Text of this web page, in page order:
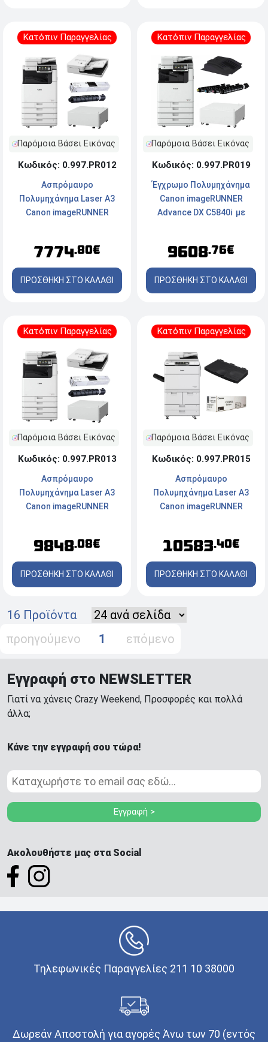
Κατόπιν Παραγγελίας
Παρόμοια Βάσει Εικόνας
Κωδικός: 0.997.PR012
Ασπρόμαυρο
Πολυμηχάνημα Laser A3
Canon imageRUNNER
Βάση Canon Plain Pedestal
Type-S3, Αυτόματο
Τροφοδότη Canon DADF-
BA1 (3813C001AA) και
7774.80€
ΠΡΟΣΘΗΚΗ ΣΤΟ ΚΑΛΑΘΙ
Κατόπιν Παραγγελίας
Παρόμοια Βάσει Εικόνας
Κωδικός: 0.997.PR019
Έγχρωμο Πολυμηχάνημα
Canon imageRUNNER
Advance DX C5840i με
Pedestal Type Q3, Kit 1ου
Δίσκου Αντιγράφων-A1 και
4 Toner C-EXV 58 (Black,
Cyan, Magenta, Yellow)
9608.76€
ΠΡΟΣΘΗΚΗ ΣΤΟ ΚΑΛΑΘΙ
Κατόπιν Παραγγελίας
Παρόμοια Βάσει Εικόνας
Κωδικός: 0.997.PR013
Ασπρόμαυρο
Πολυμηχάνημα Laser A3
Canon imageRUNNER
Βάση Canon Plain Pedestal
Type-S3, Αυτόματο
Τροφοδότη Canon DADF-
BA1 και Toner Canon C-EXV
9848.08€
ΠΡΟΣΘΗΚΗ ΣΤΟ ΚΑΛΑΘΙ
Κατόπιν Παραγγελίας
Παρόμοια Βάσει Εικόνας
Κωδικός: 0.997.PR015
Ασπρόμαυρο
Πολυμηχάνημα Laser A3
Canon imageRUNNER
R2 και Toner Canon C-EXV
36 (3766B002AA) Black -
56.000 σελίδες
10583.40€
ΠΡΟΣΘΗΚΗ ΣΤΟ ΚΑΛΑΘΙ
16 Προϊόντα
προηγούμενο
1 επόμενο
Εγγραφή στο NEWSLETTER
Γιατί να χάνεις Crazy Weekend, Προσφορές και πολλά
άλλα;
Κάνε την εγγραφή σου τώρα!
Εγγραφή >
Ακολουθήστε μας στα Social
Τηλεφωνικές Παραγγελίες 211 10 38000
Δωρεάν Αποστολή για αγορές Άνω των 70 (εντός